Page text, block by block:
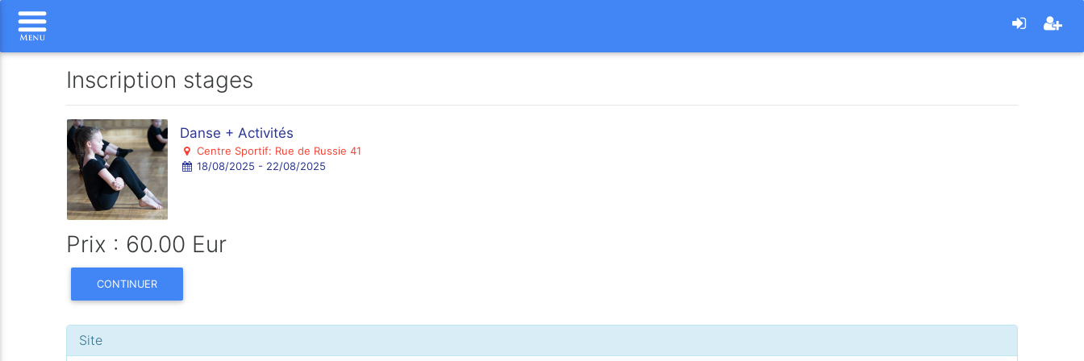
Inscription stages
Danse + Activités
Centre Sportif: Rue de Russie 41
18/08/2025 - 22/08/2025
Prix : 60.00 Eur
CONTINUER
Site